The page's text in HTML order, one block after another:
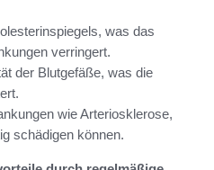
was das
verringert.
der Blutgefäße, was die
wie Arteriosklerose,
schädigen können.